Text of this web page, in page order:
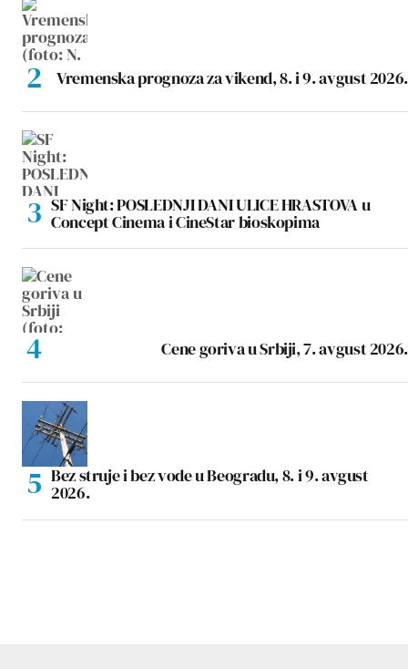
Vremenska prognoza za vikend, 8. i 9. avgust 2026.
SF Night: POSLEDNJI DANI ULICE HRASTOVA u
Concept Cinema i CineStar bioskopima
Cene goriva u Srbiji, 7. avgust 2026.
Bez struje i bez vode u Beogradu, 8. i 9. avgust
2026.